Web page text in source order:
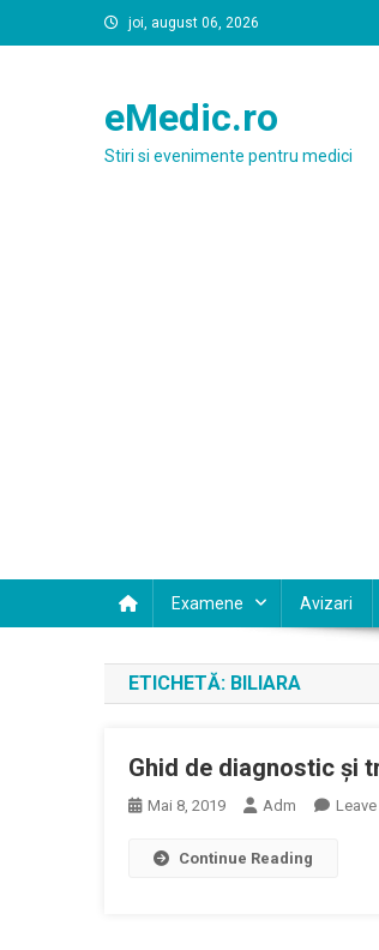
to
joi, august 06, 2026
eMedic.ro
Stiri si evenimente pentru medici
Examene Avizari
ETICHETĂ: BILIARA
Ghid de diagnostic şi
Mai 8, 2019 Adm
Continue Reading